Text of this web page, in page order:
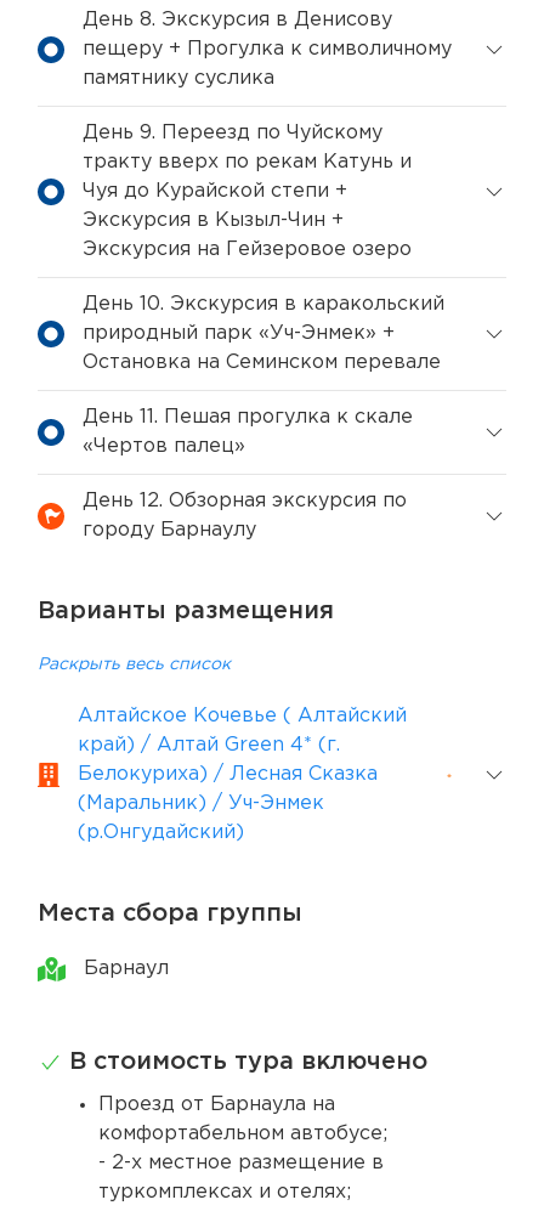
День 8. Экскурсия в Денисову
пещеру + Прогулка к символичному
памятнику суслика
День 9. Переезд по Чуйскому
тракту вверх по рекам Катунь и
Чуя до Курайской степи +
Экскурсия в Кызыл-Чин +
Экскурсия на Гейзеровое озеро
День 10. Экскурсия в каракольский
природный парк «Уч-Энмек» +
Остановка на Семинском перевале
День 11. Пешая прогулка к скале
«Чертов палец»
День 12. Обзорная экскурсия по
городу Барнаулу
Варианты размещения
Раскрыть весь список
Алтайское Кочевье ( Алтайский
край) / Алтай Green 4* (г.
Белокуриха) / Лесная Сказка
(Маральник) / Уч-Энмек
(р.Онгудайский)
Места сбора группы
Барнаул
В стоимость тура включено
Проезд от Барнаула на
комфортабельном автобусе;
- 2-х местное размещение в
туркомплексах и отелях;